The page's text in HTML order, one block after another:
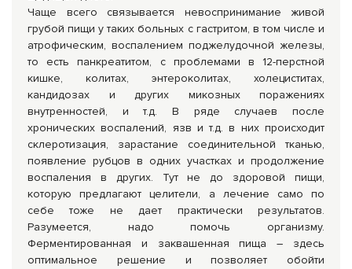
Чаще всего связывается невоспринимание живой
грубой пищи у таких больных с гастритом, в том числе и
атрофическим, воспалением поджелудочной железы,
то есть панкреатитом, с проблемами в 12-перстной
кишке, колитах, энтероколитах, холециститах,
кандидозах и других микозных поражениях
внутренностей, и т.д. В ряде случаев после
хронических воспалений, язв и т.д. в них происходит
склеротизация, зарастание соединительной тканью,
появление рубцов в одних участках и продолжение
воспаления в других. Тут не до здоровой пищи,
которую предлагают целители, а лечение само по
себе тоже не дает практически результатов.
Разумеется, надо помочь организму.
Ферментированная и заквашенная пища – здесь
оптимальное решение и позволяет обойти